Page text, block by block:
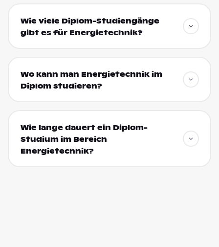
Wie viele Diplom-Studiengänge
gibt es für Energietechnik?
Wo kann man Energietechnik im
Diplom studieren?
Wie lange dauert ein Diplom-
Studium im Bereich
Energietechnik?